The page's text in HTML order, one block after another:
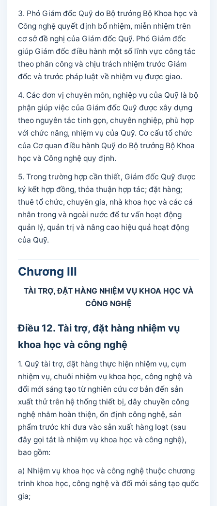
3. Phó Giám đốc Quỹ do Bộ trưởng Bộ Khoa học và
Công nghệ quyết định bổ nhiệm, miễn nhiệm trên
cơ sở đề nghị của Giám đốc Quỹ. Phó Giám đốc
giúp Giám đốc điều hành một số lĩnh vực công tác
theo phân công và chịu trách nhiệm trước Giám
đốc và trước pháp luật về nhiệm vụ được giao.
4. Các đơn vị chuyên môn, nghiệp vụ của Quỹ là bộ
phận giúp việc của Giám đốc Quỹ được xây dựng
theo nguyên tắc tinh gọn, chuyên nghiệp, phù hợp
với chức năng, nhiệm vụ của Quỹ. Cơ cấu tổ chức
của Cơ quan điều hành Quỹ do Bộ trưởng Bộ Khoa
học và Công nghệ quy định.
5. Trong trường hợp cần thiết, Giám đốc Quỹ được
ký kết hợp đồng, thỏa thuận hợp tác; đặt hàng;
thuê tổ chức, chuyên gia, nhà khoa học và các cá
nhân trong và ngoài nước để tư vấn hoạt động
quản lý, quản trị và nâng cao hiệu quả hoạt động
của Quỹ.
Chương III
TÀI TRỢ, ĐẶT HÀNG NHIỆM VỤ KHOA HỌC VÀ
CÔNG NGHỆ
Điều 12. Tài trợ, đặt hàng nhiệm vụ
khoa học và công nghệ
1. Quỹ tài trợ, đặt hàng thực hiện nhiệm vụ, cụm
nhiệm vụ, chuỗi nhiệm vụ khoa học, công nghệ và
đổi mới sáng tạo từ nghiên cứu cơ bản đến sản
xuất thử trên hệ thống thiết bị, dây chuyền công
nghệ nhằm hoàn thiện, ổn định công nghệ, sản
phẩm trước khi đưa vào sản xuất hàng loạt (sau
đây gọi tắt là nhiệm vụ khoa học và công nghệ),
bao gồm:
a) Nhiệm vụ khoa học và công nghệ thuộc chương
trình khoa học, công nghệ và đổi mới sáng tạo quốc
gia;